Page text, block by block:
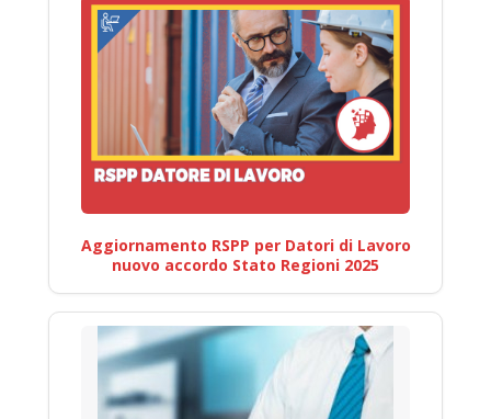
Aggiornamento RSPP per Datori di Lavoro
nuovo accordo Stato Regioni 2025